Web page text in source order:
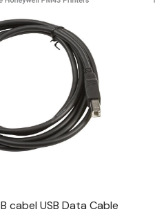
าร์
อ
cabel USB Data Cable